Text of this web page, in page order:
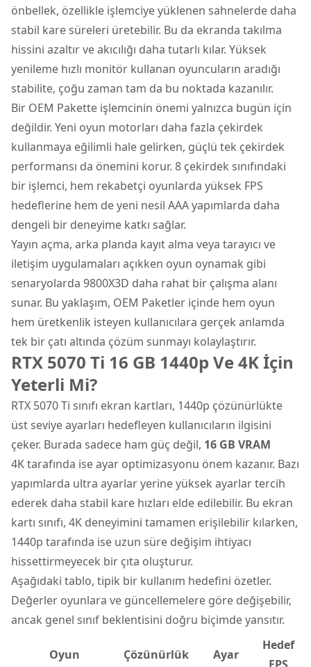
önbellek, özellikle işlemciye yüklenen sahnelerde daha
stabil kare süreleri üretebilir. Bu da ekranda takılma
hissini azaltır ve akıcılığı daha tutarlı kılar. Yüksek
yenileme hızlı monitör kullanan oyuncuların aradığı
stabilite, çoğu zaman tam da bu noktada kazanılır.
Bir OEM Pakette işlemcinin önemi yalnızca bugün için
değildir. Yeni oyun motorları daha fazla çekirdek
kullanmaya eğilimli hale gelirken, güçlü tek çekirdek
performansı da önemini korur. 8 çekirdek sınıfındaki
bir işlemci, hem rekabetçi oyunlarda yüksek FPS
hedeflerine hem de yeni nesil AAA yapımlarda daha
dengeli bir deneyime katkı sağlar.
Yayın açma, arka planda kayıt alma veya tarayıcı ve
iletişim uygulamaları açıkken oyun oynamak gibi
senaryolarda 9800X3D daha rahat bir çalışma alanı
sunar. Bu yaklaşım, OEM Paketler içinde hem oyun
hem üretkenlik isteyen kullanıcılara gerçek anlamda
tek bir çatı altında çözüm sunmayı kolaylaştırır.
RTX 5070 Ti 16 GB 1440p Ve 4K İçin
Yeterli Mi?
RTX 5070 Ti sınıfı ekran kartları, 1440p çözünürlükte
üst seviye ayarları hedefleyen kullanıcıların ilgisini
çeker. Burada sadece ham güç değil, 16 GB VRAM
4K tarafında ise ayar optimizasyonu önem kazanır. Bazı
yapımlarda ultra ayarlar yerine yüksek ayarlar tercih
ederek daha stabil kare hızları elde edilebilir. Bu ekran
kartı sınıfı, 4K deneyimini tamamen erişilebilir kılarken,
1440p tarafında ise uzun süre değişim ihtiyacı
hissettirmeyecek bir çıta oluşturur.
Aşağıdaki tablo, tipik bir kullanım hedefini özetler.
Değerler oyunlara ve güncellemelere göre değişebilir,
ancak genel sınıf beklentisini doğru biçimde yansıtır.
Oyun Çözünürlük Ayar
Hedef